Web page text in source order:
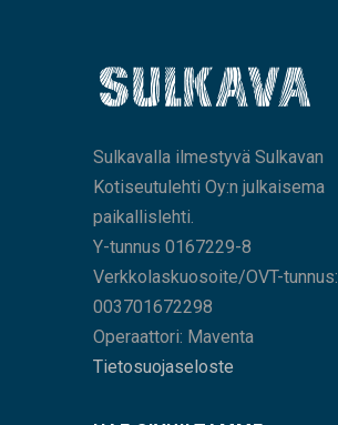
Sulkavalla ilmestyvä Sulkavan
Kotiseutulehti Oy:n julkaisema
paikallislehti.
Y-tunnus 0167229-8
Verkkolaskuosoite/OVT-tunnus:
003701672298
Operaattori: Maventa
Tietosuojaseloste